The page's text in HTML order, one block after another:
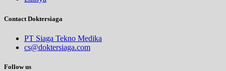
Contact Doktersiaga
PT Siaga Tekno Medika
cs@doktersiaga.com
Follow us